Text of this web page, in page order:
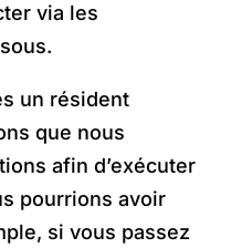
via les
un résident
que nous
afin d’exécuter
pourrions avoir
si vous passez